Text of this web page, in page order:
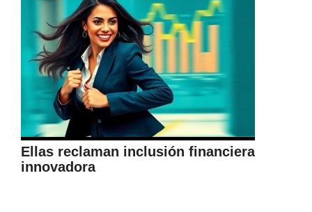
Ellas reclaman inclusión financiera
innovadora